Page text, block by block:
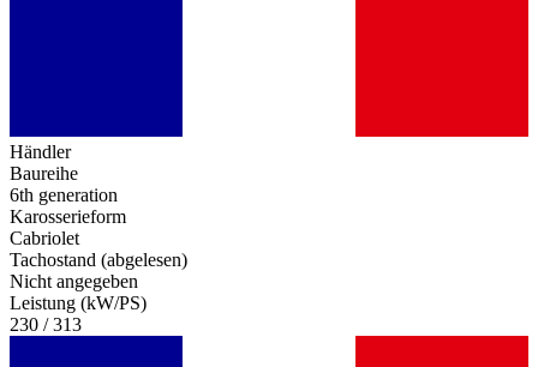
Händler
Baureihe
6th generation
Karosserieform
Cabriolet
Tachostand (abgelesen)
Nicht angegeben
Leistung (kW/PS)
230 / 313